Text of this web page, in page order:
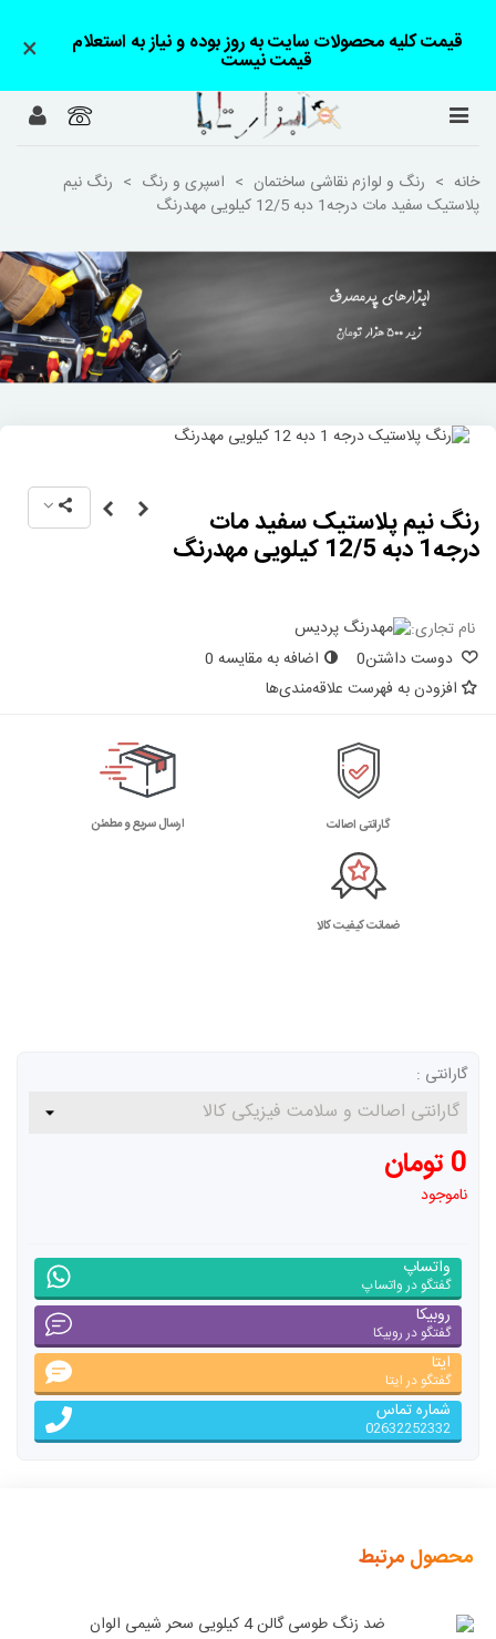
قیمت کلیه محصولات سایت به روز بوده و نیاز به استعلام
قیمت نیست ×
خانه > رنگ و لوازم نقاشی ساختمان > اسپری و رنگ > رنگ نیم
پلاستیک سفید مات درجه1 دبه 12/5 کیلویی مهدرنگ
رنگ نیم پلاستیک سفید مات
درجه1 دبه 12/5 کیلویی مهدرنگ
نام تجاری:
دوست داشتن0 اضافه به مقایسه 0
افزودن به فهرست علاقه‌مندی‌ها
گارانتی اصالت ارسال سریع و مطمئن
ضمانت کیفیت کالا
گارانتی :
0 تومان
ناموجود
واتساپ
گفتگو در واتساپ
روبیکا
گفتگو در روبیکا
ایتا
گفتگو در ایتا
شماره تماس
02632252332
محصول مرتبط
ضد زنگ طوسی گالن 4 کیلویی سحر شیمی الوان